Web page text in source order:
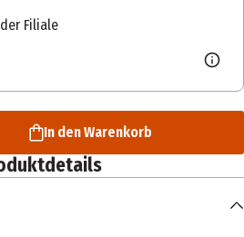
Filiale
In den Warenkorb